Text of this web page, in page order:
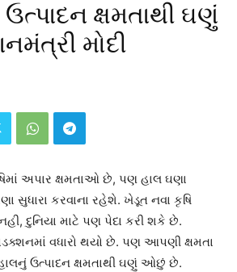
ક્ષમતાથી ઘણું
મોદી
અપાર ક્ષમતાઓ છે, પણ હાલ ઘણા
સુધારા કરવાના રહેશે. ખેડૂત નવા કૃષિ
દુનિયા માટે પણ પેદા કરી શકે છે.
વધારો થયો છે. પણ આપણી ક્ષમતા
ઉત્પાદન ક્ષમતાથી ઘણું ઓછું છે.